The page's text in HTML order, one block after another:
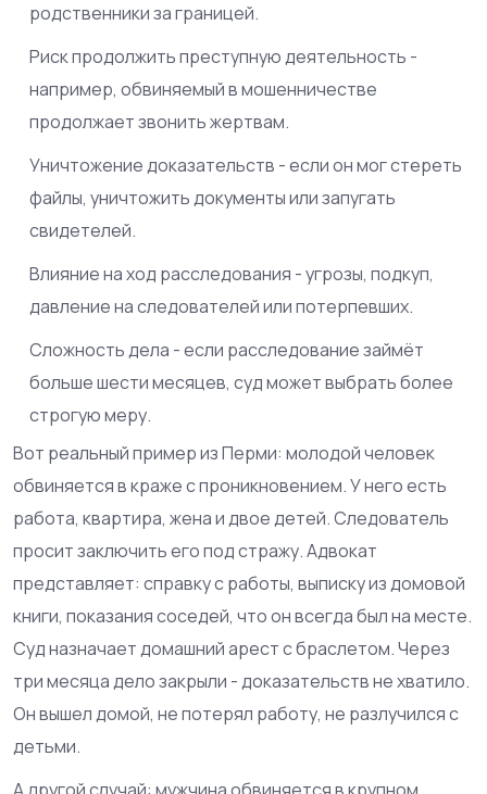
родственники за границей.
Риск продолжить преступную деятельность -
например, обвиняемый в мошенничестве
продолжает звонить жертвам.
Уничтожение доказательств - если он мог стереть
файлы, уничтожить документы или запугать
свидетелей.
Влияние на ход расследования - угрозы, подкуп,
давление на следователей или потерпевших.
Сложность дела - если расследование займёт
больше шести месяцев, суд может выбрать более
строгую меру.
Вот реальный пример из Перми: молодой человек
обвиняется в краже с проникновением. У него есть
работа, квартира, жена и двое детей. Следователь
просит заключить его под стражу. Адвокат
представляет: справку с работы, выписку из домовой
книги, показания соседей, что он всегда был на месте.
Суд назначает домашний арест с браслетом. Через
три месяца дело закрыли - доказательств не хватило.
Он вышел домой, не потерял работу, не разлучился с
детьми.